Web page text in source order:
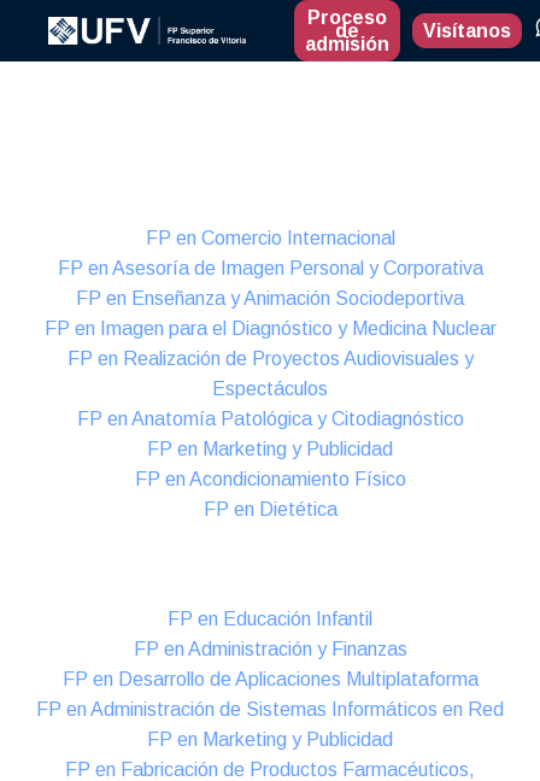
Proceso
de
admisión
Visítanos
FP en Comercio Internacional
FP en Asesoría de Imagen Personal y Corporativa
FP en Enseñanza y Animación Sociodeportiva
FP en Imagen para el Diagnóstico y Medicina Nuclear
FP en Realización de Proyectos Audiovisuales y
Espectáculos
FP en Anatomía Patológica y Citodiagnóstico
FP en Marketing y Publicidad
FP en Acondicionamiento Físico
FP en Dietética
FP en Educación Infantil
FP en Administración y Finanzas
FP en Desarrollo de Aplicaciones Multiplataforma
FP en Administración de Sistemas Informáticos en Red
FP en Marketing y Publicidad
FP en Fabricación de Productos Farmacéuticos,